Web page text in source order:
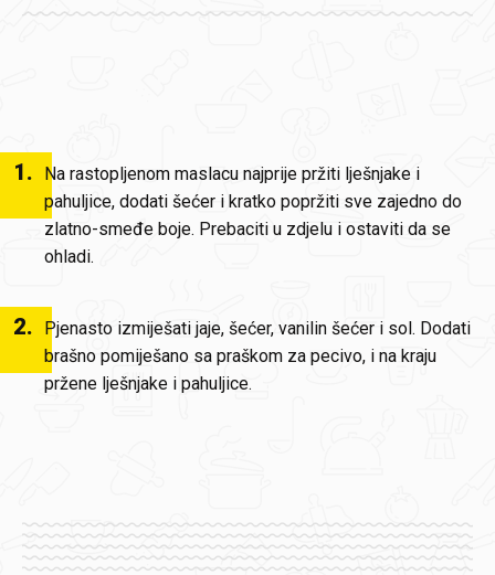
1.
Na rastopljenom maslacu najprije pržiti lješnjake i
pahuljice, dodati šećer i kratko popržiti sve zajedno do
zlatno-smeđe boje. Prebaciti u zdjelu i ostaviti da se
ohladi.
2.
Pjenasto izmiješati jaje, šećer, vanilin šećer i sol. Dodati
brašno pomiješano sa praškom za pecivo, i na kraju
pržene lješnjake i pahuljice.